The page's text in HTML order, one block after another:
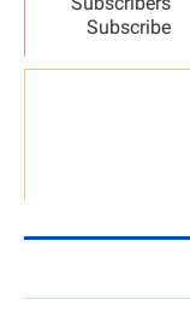
Subscribe